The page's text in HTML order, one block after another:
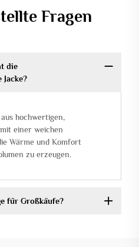
Fragen
die
hochwertigen,
einer weichen
Wärme und Komfort
zu erzeugen.
für Großkäufe?